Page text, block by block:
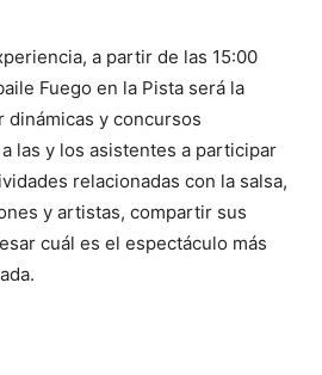
a partir de las 15:00
Fuego en la Pista será la
dinámicas y concursos
las y los asistentes a participar
relacionadas con la salsa,
y artistas, compartir sus
cuál es el espectáculo más